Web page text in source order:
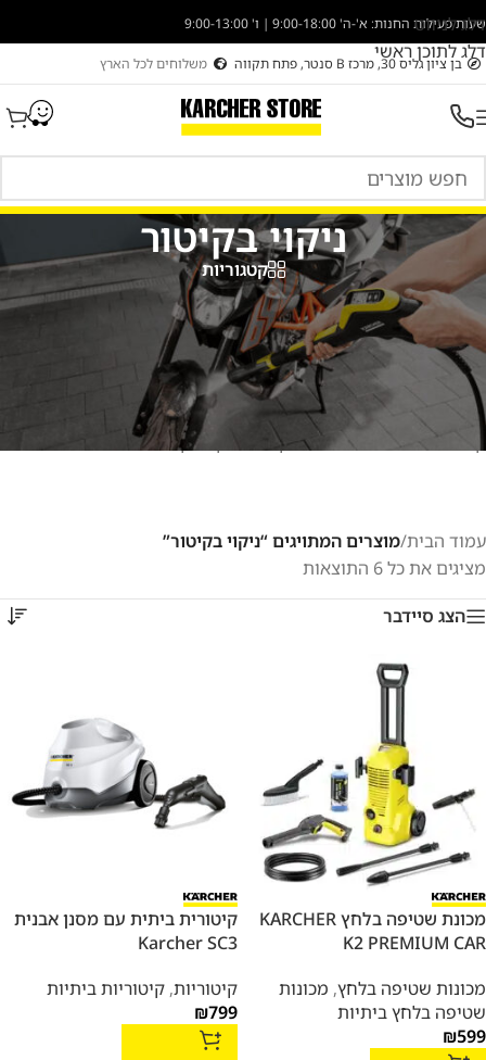
דלג לניווט
דלג לתוכן ראשי
שעות פעילות החנות: א'-ה' 9:00-18:00 | ו' 9:00-13:00
בן ציון גליס 30, מרכז B סנטר, פתח תקווה משלוחים לכל הארץ
ניקוי בקיטור
קטגוריות
קיטוריתלצורך ניקוי בקיטור היא אחת השיטות היעילות ביותר לניקוי
ולהיפטרות מחיידקים לא רצויים.
מבחר מכשירים מקצועיים לצורך ניקוי בקיטור.
קיטורית ביתית
אביזרים לקיטורית.
קרשר סטור מתמחים בכל הקשור לניקוי בקיטור.
עמוד הבית/מוצרים המתויגים “ניקוי בקיטור”
מציגים את כל ⁦6⁩ התוצאות
הצג סיידבר
מכונת שטיפה בלחץ KARCHER
K2 PREMIUM CAR
מכונות שטיפה בלחץ, מכונות
שטיפה בלחץ ביתיות
₪599
קיטורית ביתית עם מסנן אבנית
Karcher SC3
קיטוריות, קיטוריות ביתיות
₪799